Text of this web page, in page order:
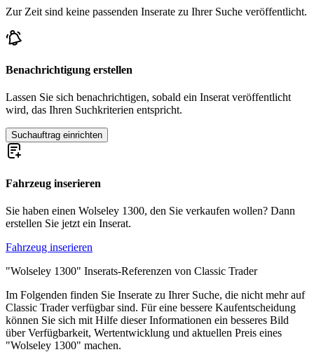
Zur Zeit sind keine passenden Inserate zu Ihrer Suche veröffentlicht.
Benachrichtigung erstellen
Lassen Sie sich benachrichtigen, sobald ein Inserat veröffentlicht
wird, das Ihren Suchkriterien entspricht.
Suchauftrag einrichten
Fahrzeug inserieren
Sie haben einen Wolseley 1300, den Sie verkaufen wollen? Dann
erstellen Sie jetzt ein Inserat.
Fahrzeug inserieren
"Wolseley 1300" Inserats-Referenzen von Classic Trader
Im Folgenden finden Sie Inserate zu Ihrer Suche, die nicht mehr auf
Classic Trader verfügbar sind. Für eine bessere Kaufentscheidung
können Sie sich mit Hilfe dieser Informationen ein besseres Bild
über Verfügbarkeit, Wertentwicklung und aktuellen Preis eines
"Wolseley 1300" machen.